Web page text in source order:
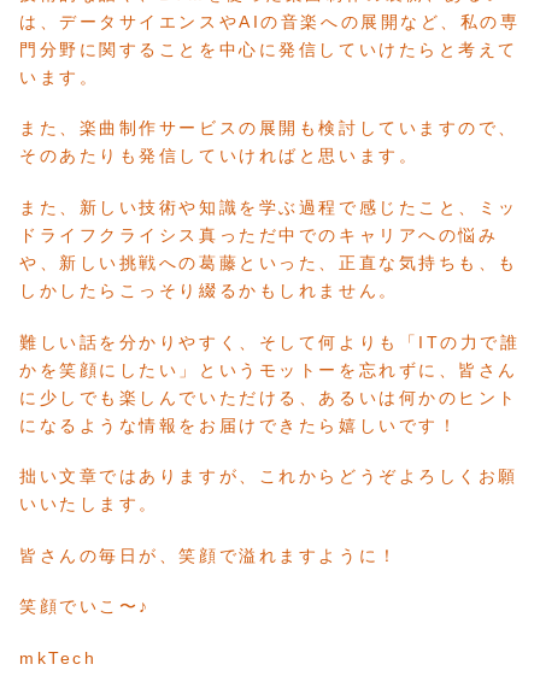
は、データサイエンスやAIの音楽への展開など、私の専
門分野に関することを中心に発信していけたらと考えて
います。
また、楽曲制作サービスの展開も検討していますので、
そのあたりも発信していければと思います。
また、新しい技術や知識を学ぶ過程で感じたこと、ミッ
ドライフクライシス真っただ中でのキャリアへの悩み
や、新しい挑戦への葛藤といった、正直な気持ちも、も
しかしたらこっそり綴るかもしれません。
難しい話を分かりやすく、そして何よりも「ITの力で誰
かを笑顔にしたい」というモットーを忘れずに、皆さん
に少しでも楽しんでいただける、あるいは何かのヒント
になるような情報をお届けできたら嬉しいです！
拙い文章ではありますが、これからどうぞよろしくお願
いいたします。
皆さんの毎日が、笑顔で溢れますように！
笑顔でいこ〜♪
mkTech